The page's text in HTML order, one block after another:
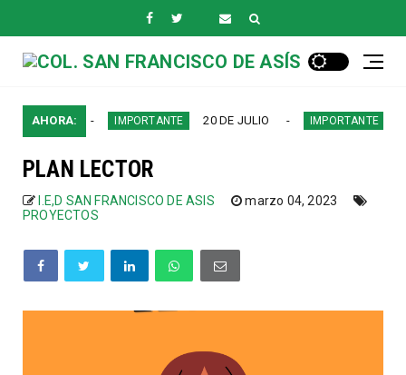
AHORA: IMPORTANTE 20 DE JULIO IMPORTANTE
PLAN LECTOR
I.E,D SAN FRANCISCO DE ASIS
marzo 04, 2023
PROYECTOS